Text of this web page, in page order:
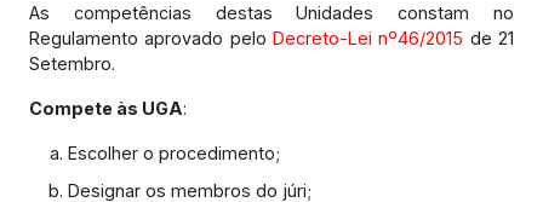
As competências destas Unidades constam no
Regulamento aprovado pelo Decreto-Lei nº46/2015 de 21
Setembro.
Compete às UGA:
Escolher o procedimento;
Designar os membros do júri;